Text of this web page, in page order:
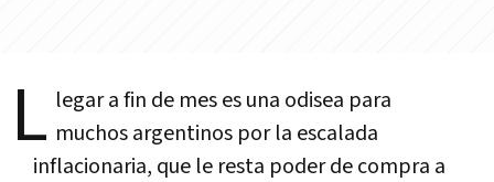
L legar a fin de mes es una odisea para
muchos argentinos por la escalada
inflacionaria, que le resta poder de compra a